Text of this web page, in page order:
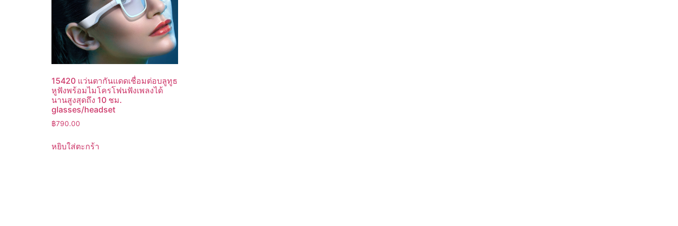
15420 แว่นตากันแดดเชื่อมต่อบลูทูธ
หูฟังพร้อมไมโครโฟนฟังเพลงได้
นานสูงสุดถึง 10 ชม.
glasses/headset
฿790.00
หยิบใส่ตะกร้า